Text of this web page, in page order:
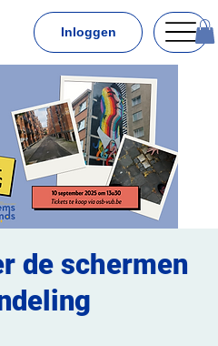
Inloggen
de schermen